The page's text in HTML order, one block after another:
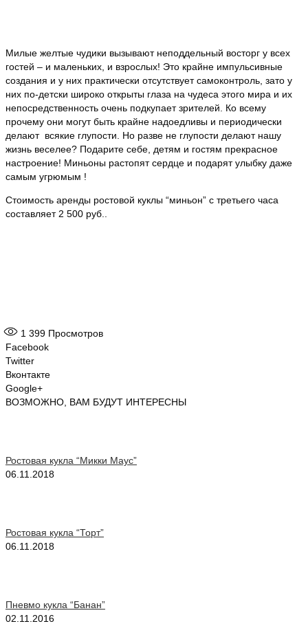
Милые желтые чудики вызывают неподдельный восторг у всех
гостей – и маленьких, и взрослых! Это крайне импульсивные
создания и у них практически отсутствует самоконтроль, зато у
них по-детски широко открыты глаза на чудеса этого мира и их
непосредственность очень подкупает зрителей. Ко всему
прочему они могут быть крайне надоедливы и периодически
делают всякие глупости. Но разве не глупости делают нашу
жизнь веселее? Подарите себе, детям и гостям прекрасное
настроение! Миньоны растопят сердце и подарят улыбку даже
самым угрюмым !
Стоимость аренды ростовой куклы “миньон” с третьего часа
составляет 2 500 руб..
1 399 Просмотров
Facebook
Twitter
Вконтакте
Google+
ВОЗМОЖНО, ВАМ БУДУТ ИНТЕРЕСНЫ
Ростовая кукла “Микки Маус”
06.11.2018
Ростовая кукла “Торт”
06.11.2018
Пневмо кукла “Банан”
02.11.2016